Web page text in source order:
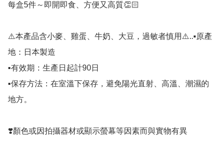
每盒5件～即開即食、方便又高質👏🏻
⚠️本產品含小麥、雞蛋、牛奶、大豆，過敏者慎用⚠️..▪️原產
地：日本製造
▪️有效期：生產日起計90日
▪️保存方法：在室溫下保存，避免陽光直射、高溫、潮濕的
地方。
❣️顏色或因拍攝器材或顯示螢幕等因素而與實物有異